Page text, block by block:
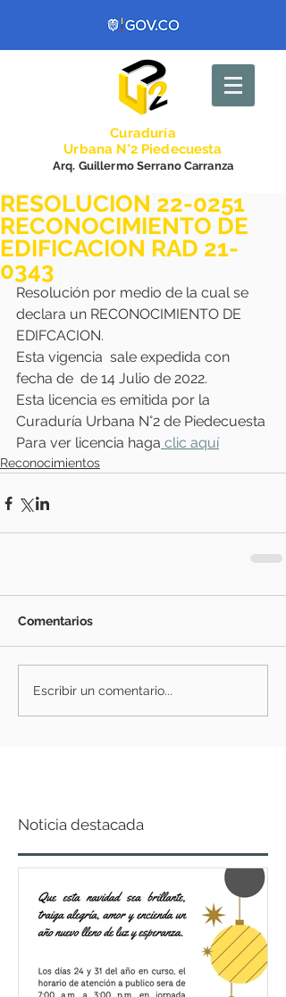
Curaduría
Urbana N°2 Piedecuesta
Arq. Guillermo Serrano Carranza
RESOLUCION 22-0251
RECONOCIMIENTO DE
EDIFICACION RAD 21-
0343
Resolución por medio de la cual se
declara un RECONOCIMIENTO DE
EDIFCACION.
Esta vigencia  sale expedida con
fecha de  de 14 Julio de 2022.
Esta licencia es emitida por la
Curaduría Urbana N°2 de Piedecuesta
Para ver licencia haga clic aquí
Reconocimientos
Comentarios
Escribir un comentario...
Noticia destacada